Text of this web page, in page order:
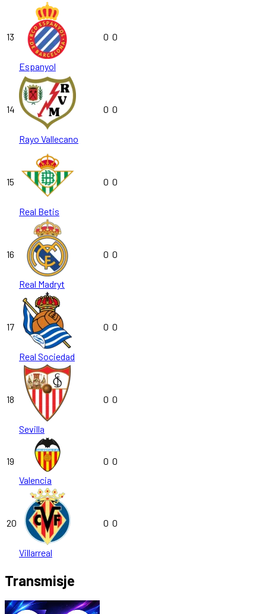
13
Espanyol
0 0
14
Rayo Vallecano
0 0
15
Real Betis
0 0
16
Real Madryt
0 0
17
Real Sociedad
0 0
18
Sevilla
0 0
19
Valencia
0 0
20
Villarreal
0 0
Transmisje